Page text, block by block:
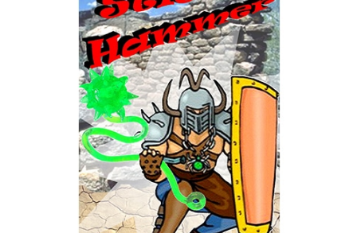
Katalog & Preisliste bestellen
Anfragen-Korb